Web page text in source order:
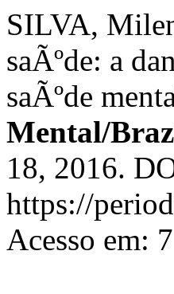
SILVA,
saÃºde: a
saÃºde
Mental/
18, 2016.
https://
Acesso em: